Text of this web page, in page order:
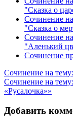
"Сказка о
Сочинение
"Сказка о
Сочинение
"Аленький
Сочинение
Навигация
по
Сочинение на
Сочинение на
«Русалочка»»
Добавить